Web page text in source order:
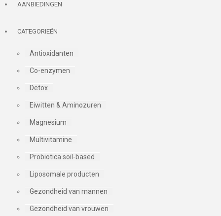
AANBIEDINGEN
CATEGORIEËN
Antioxidanten
Co-enzymen
Detox
Eiwitten & Aminozuren
Magnesium
Multivitamine
Probiotica soil-based
Liposomale producten
Gezondheid van mannen
Gezondheid van vrouwen